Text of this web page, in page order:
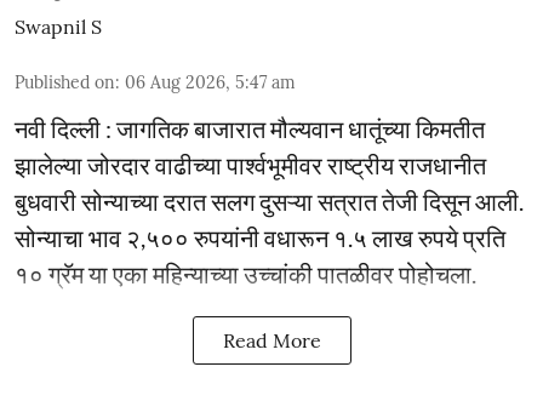
Swapnil S
Published on: 06 Aug 2026, 5:47 am
नवी दिल्ली : जागतिक बाजारात मौल्यवान धातूंच्या किमतीत
झालेल्या जोरदार वाढीच्या पार्श्वभूमीवर राष्ट्रीय राजधानीत
बुधवारी सोन्याच्या दरात सलग दुसऱ्या सत्रात तेजी दिसून आली.
सोन्याचा भाव २,५०० रुपयांनी वधारून १.५ लाख रुपये प्रति
१० ग्रॅम या एका महिन्याच्या उच्चांकी पातळीवर पोहोचला.
Read More